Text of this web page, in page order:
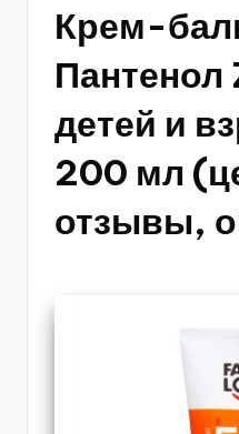
Крем-
Пантенол
детей и
200 мл
отзывы,